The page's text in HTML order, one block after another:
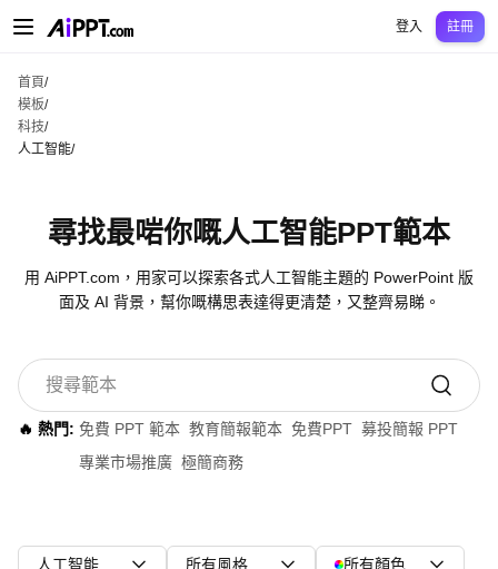
中學中學
登入 註冊
首頁/
模板/
科技/
人工智能/
尋找最啱你嘅人工智能PPT範本
用 AiPPT.com，用家可以探索各式人工智能主題的 PowerPoint 版
面及 AI 背景，幫你嘅構思表達得更清楚，又整齊易睇。
🔥 熱門: 免費 PPT 範本 教育簡報範本 免費PPT 募投簡報 PPT
專業市場推廣 極簡商務
人工智能 所有風格 所有顏色